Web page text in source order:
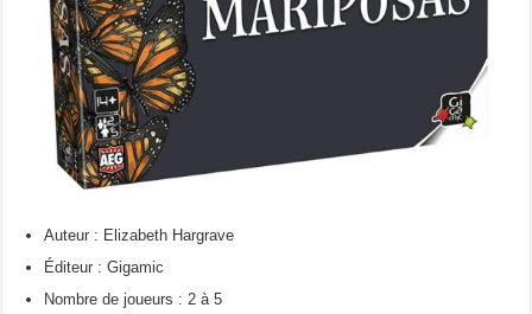
Auteur : Elizabeth Hargrave
Éditeur : Gigamic
Nombre de joueurs : 2 à 5